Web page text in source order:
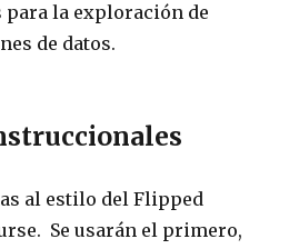
la exploración de
de datos.
al estilo del Flipped
Se usarán el primero,